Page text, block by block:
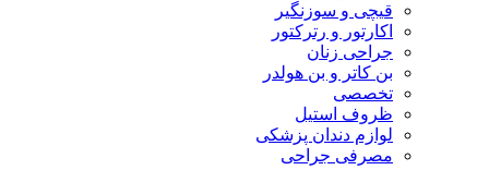
قیچی و سوزنگیر
اکارتور و رترکتور
جراحی زنان
بن کاتر و بن هولدر
تخصصی
ظروف استیل
لوازم دندان پزشکی
مصرفی جراحی